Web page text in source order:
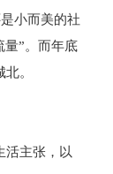
小而美的社
量”。而年底
。
活主张，以